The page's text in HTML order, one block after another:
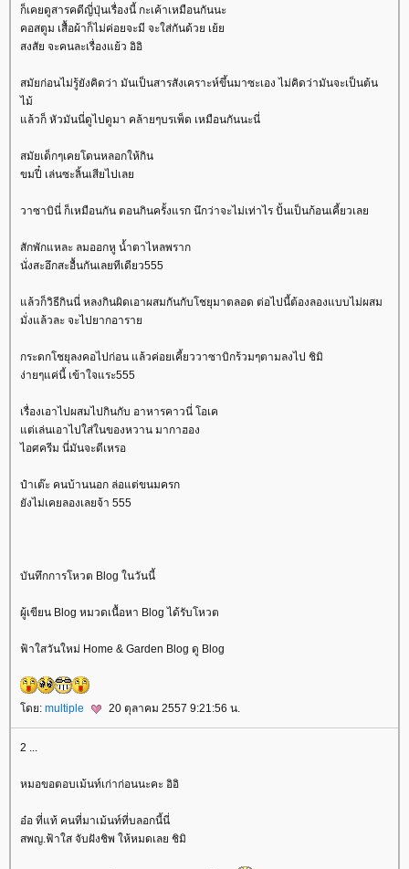
ก็เคยดูสารคดีญี่ปุ่นเรื่องนี้ กะเค้าเหมือนกันนะ
คอสตูม เสื้อผ้าก็ไม่ค่อยจะมี จะใส่กันด้วย เย้
สงสัย จะคนละเรื่องแย้ว อิอิ
สมัยก่อนไม่รู้ยังคิดว่า มันเป็นสารสังเคราะห์ขึ้นมาซะเอง ไม่คิดว่ามันจะเป็นต้น
ไม้
ล้วก็ หัวมันนี่ดูไปดูมา คล้ายๆบรเพ็ด เหมือนกันนะนี่
สมัยเด็กๆเคยโดนหลอกให้กิน
ขมปี๋ เล่นซะลิ้นเสียไปเล
วาซาบินี่ ก็เหมือนกัน ตอนกินครั้งแรก นึกว่าจะไม่เท่าไร ปั้นเป็นก้อนเคี้ยวเล
สักพักแหละ ลมออกหู น้ำตาไหลพราก
นั่งสะอึกสะอื้นกันเลยทีเดียว555
ล้วก็วิธีกินนี่ หลงกินผิดเอาผสมกันกับโชยุมาตลอด ต่อไปนี้ต้องลองแบบไม่ผสม
มั่งแล้วละ จะไปยากอารา
กระดกโชยุลงคอไปก่อน แล้วค่อยเคี้ยววาซาบิกร้วมๆตามลงไป ชิมิ
ง่ายๆแค่นี้ เข้าใจแระ555
เรื่องเอาไปผสมไปกินกับ อาหารคาวนี่ โอเค
ต่เล่นเอาไปใส่ในของหวาน มากาฮอง
ไอศครีม นี่มันจะดีเหรอ
ป๋าเต๊ะ คนบ้านนอก ล่อแต่ขนมครก
ังไม่เคยลองเลยจ้า 555
บันทึกการโหวต Blog ในวันนี้
ผู้เขียน Blog หมวดเนื้อหา Blog ได้รับโหวต
ฟ้าใสวันใหม่ Home & Garden Blog ดู Blog
ดย: multiple 20 ตุลาคม 2557 9:21:56 น.
2 ...
หมอขอตอบเม้นท์เก่าก่อนนะคะ อิอิ
อ๋อ ที่แท้ คนที่มาเม้นท์ที่บลอกนี้นี่
สพญ.ฟ้าใส จับฝังชิพ ให้หมดเลย ชิมิ